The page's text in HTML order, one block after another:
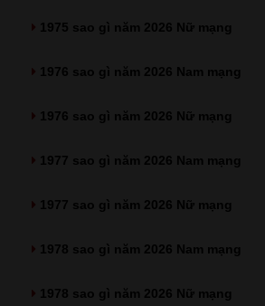
1975 sao gì năm 2026 Nữ mạng
1976 sao gì năm 2026 Nam mạng
1976 sao gì năm 2026 Nữ mạng
1977 sao gì năm 2026 Nam mạng
1977 sao gì năm 2026 Nữ mạng
1978 sao gì năm 2026 Nam mạng
1978 sao gì năm 2026 Nữ mạng